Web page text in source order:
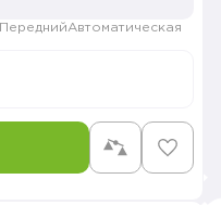
ПереднийАвтоматическая